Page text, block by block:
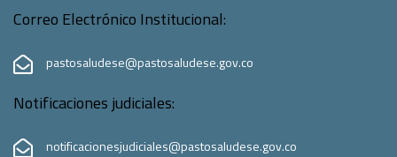
Correo Electrónico Institucional:
pastosaludese@pastosaludese.gov.co
Notificaciones judiciales:
notificacionesjudiciales@pastosaludese.gov.co